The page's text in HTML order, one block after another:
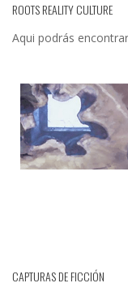
ROOTS REALITY CULTURE
Aqui podrás
CAPTURAS DE FICCIÓN